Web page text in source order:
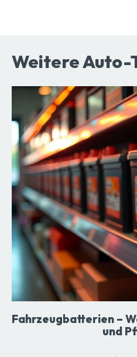
Weitere Auto-
Fahrzeugbatterien –
und